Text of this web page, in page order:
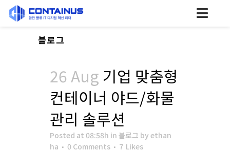
블로그
26 Aug 기업 맞춤형
컨테이너 야드/화물
관리 솔루션
Posted at 08:58h in 블로그 by ethan
ha
0 Comments 7 Likes